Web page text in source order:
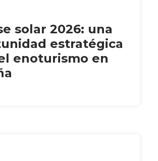
solar 2026: una
estratégica
enoturismo en